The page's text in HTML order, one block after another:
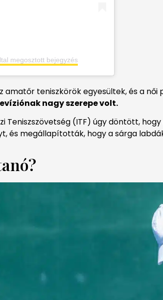
megosztott bejegyzés
amatőr teniszkörök egyesültek, és a
nagy szerepe volt.
Teniszszövetség (ITF) úgy döntött,
és megállapították, hogy a sárga